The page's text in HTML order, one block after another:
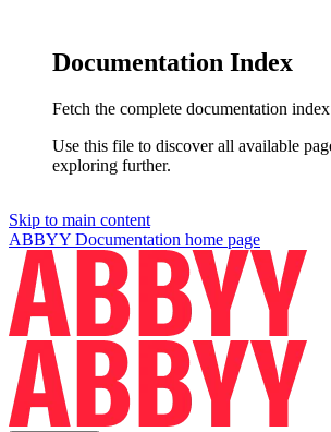
Documentation Index
Fetch the complete documentation
Use this file to discover all available
exploring further.
Skip to main content
ABBYY Documentation home page